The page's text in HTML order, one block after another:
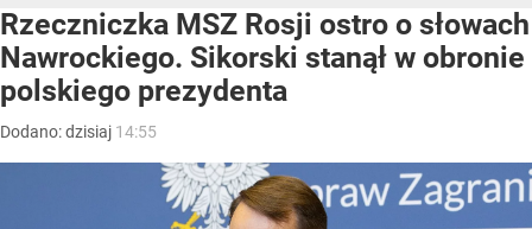
Rzeczniczka MSZ Rosji ostro o słowach
Nawrockiego. Sikorski stanął w obronie
polskiego prezydenta
Dodano:dzisiaj 14:55